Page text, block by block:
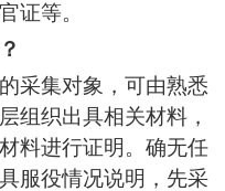
证等。
采集对象，可由熟悉
组织出具相关材料，
料进行证明。确无任
服役情况说明，先采